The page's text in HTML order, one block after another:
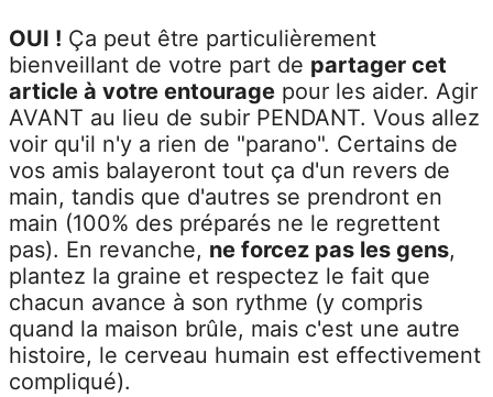
OUI ! Ça peut être particulièrement
bienveillant de votre part de partager cet
article à votre entourage pour les aider. Agir
AVANT au lieu de subir PENDANT. Vous allez
voir qu'il n'y a rien de "parano". Certains de
vos amis balayeront tout ça d'un revers de
main, tandis que d'autres se prendront en
main (100% des préparés ne le regrettent
pas). En revanche, ne forcez pas les gens,
plantez la graine et respectez le fait que
chacun avance à son rythme (y compris
quand la maison brûle, mais c'est une autre
histoire, le cerveau humain est effectivement
compliqué).